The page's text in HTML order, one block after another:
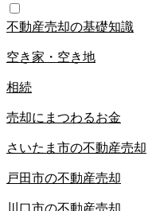
不動産売却の基礎知識
空き家・空き地
相続
売却にまつわるお金
さいたま市の不動産売却
戸田市の不動産売却
川口市の不動産売却